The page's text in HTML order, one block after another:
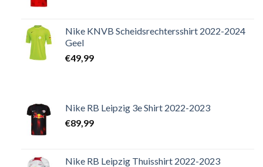
Nike KNVB Scheidsrechtersshirt 2022-2024
Geel
€49,99
Nike RB Leipzig 3e Shirt 2022-2023
€89,99
Nike RB Leipzig Thuisshirt 2022-2023